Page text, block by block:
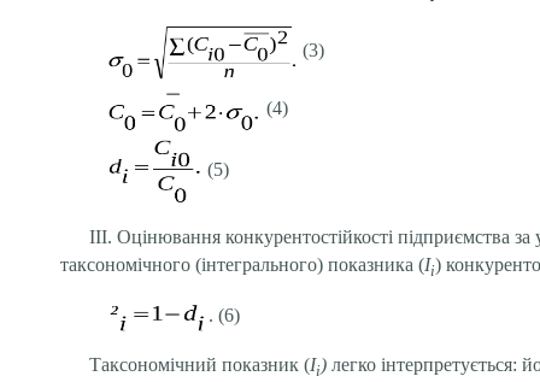
(3)
(4)
(5)
III. Оцінювання конкурентостійкості підприємства
таксономічного (інтегрального) показника (Ii)
. (6)
Таксономічний показник (Ii)легко інтерпретується: